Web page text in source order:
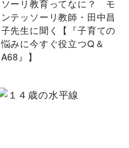
ソーリ教育ってなに？ モ
ンテッソーリ教師・田中昌
子先生に聞く【『子育ての
悩みに今すぐ役立つQ＆
A68』】